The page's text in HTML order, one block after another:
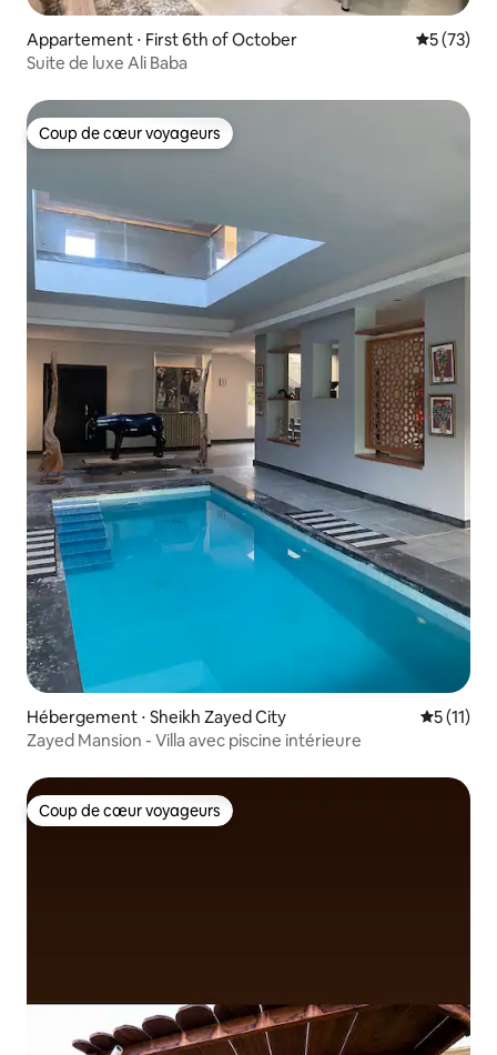
Appartement ⋅ First 6th of October
5 (73)
Suite de luxe Ali Baba
Coup de cœur voyageurs
Coup de cœur voyageurs
Hébergement ⋅ Sheikh Zayed City
5 (11)
Zayed Mansion - Villa avec piscine intérieure
Coup de cœur voyageurs
Coup de cœur voyageurs